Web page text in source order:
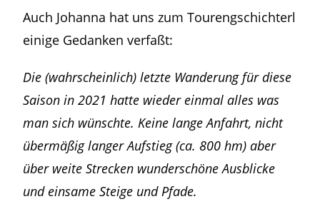
Auch Johanna hat uns zum Tourengschichterl
einige Gedanken verfaßt:
Die (wahrscheinlich) letzte Wanderung für diese
Saison in 2021 hatte wieder einmal alles was
man sich wünschte. Keine lange Anfahrt, nicht
übermäßig langer Aufstieg (ca. 800 hm) aber
über weite Strecken wunderschöne Ausblicke
und einsame Steige und Pfade.